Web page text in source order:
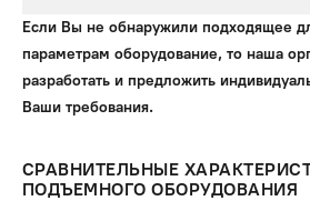
Если Вы не обнаружили подходящее
параметрам оборудование, то наша
разработать и предложить
Ваши требования.
СРАВНИТЕЛЬНЫЕ
ПОДЪЕМНОГО ОБОРУДОВАНИЯ